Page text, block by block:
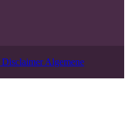
DisclaimerAlgemene